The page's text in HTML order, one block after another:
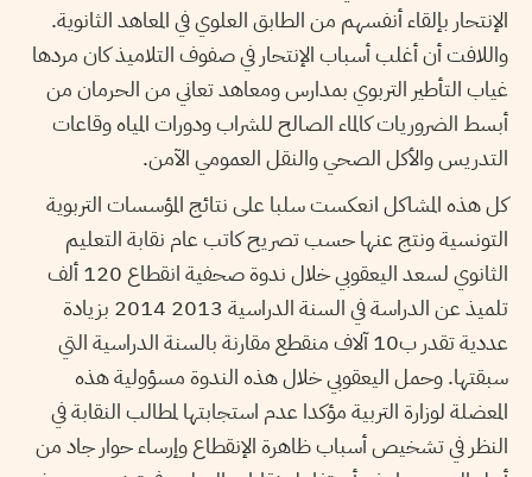
الإنتحار بإلقاء أنفسهم من الطابق العلوي في المعاهد الثانوية.
واللافت أن أغلب أسباب الإنتحار في صفوف التلاميذ كان مردها
غياب التأطير التربوي بمدارس ومعاهد تعاني من الحرمان من
أبسط الضروريات كالماء الصالح للشراب ودورات المياه وقاعات
التدريس والأكل الصحي والنقل العمومي الآمن.
كل هذه المشاكل انعكست سلبا على نتائج المؤسسات التربوية
التونسية ونتج عنها حسب تصريح كاتب عام نقابة التعليم
الثانوي لسعد اليعقوبي خلال ندوة صحفية انقطاع 120 ألف
تلميذ عن الدراسة في السنة الدراسية 2013 2014 بزيادة
عددية تقدر ب10 آلاف منقطع مقارنة بالسنة الدراسية التي
سبقتها. وحمل اليعقوبي خلال هذه الندوة مسؤولية هذه
المعضلة لوزارة التربية مؤكدا عدم استجابتها لمطالب النقابة في
النظر في تشخيص أسباب ظاهرة الإنقطاع وإرساء حوار جاد من